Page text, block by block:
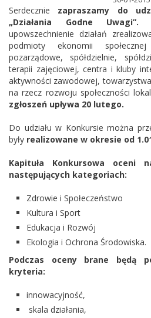
Serdecznie zapraszamy do
„Działania Godne Uwagi”.
upowszechnienie działań
podmioty ekonomii
pozarządowe, spółdzielnie,
terapii zajęciowej, centra i kluby
aktywności zawodowej,
na rzecz rozwoju społeczności
zgłoszeń upływa 20 lutego.
Do udziału w Konkursie można
były realizowane w okresie od
Kapituła Konkursowa oceni
następujących kategoriach:
Zdrowie i Społeczeństwo
Kultura i Sport
Edukacja i Rozwój
Ekologia i Ochrona Środowiska.
Podczas oceny brane będą
kryteria:
innowacyjność,
skala działania,